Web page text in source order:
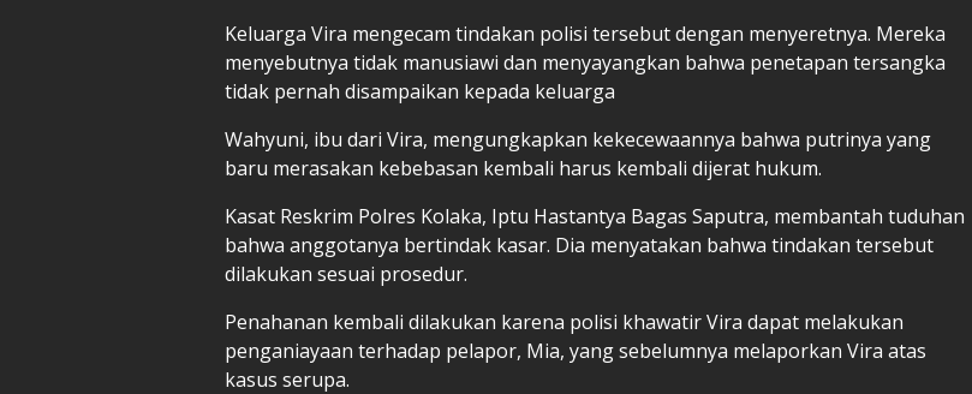
Keluarga Vira mengecam tindakan polisi tersebut dengan menyeretnya. Mereka
menyebutnya tidak manusiawi dan menyayangkan bahwa penetapan tersangka
tidak pernah disampaikan kepada keluarga
Wahyuni, ibu dari Vira, mengungkapkan kekecewaannya bahwa putrinya yang
baru merasakan kebebasan kembali harus kembali dijerat hukum.
Kasat Reskrim Polres Kolaka, Iptu Hastantya Bagas Saputra, membantah tuduhan
bahwa anggotanya bertindak kasar. Dia menyatakan bahwa tindakan tersebut
dilakukan sesuai prosedur.
Penahanan kembali dilakukan karena polisi khawatir Vira dapat melakukan
penganiayaan terhadap pelapor, Mia, yang sebelumnya melaporkan Vira atas
kasus serupa.